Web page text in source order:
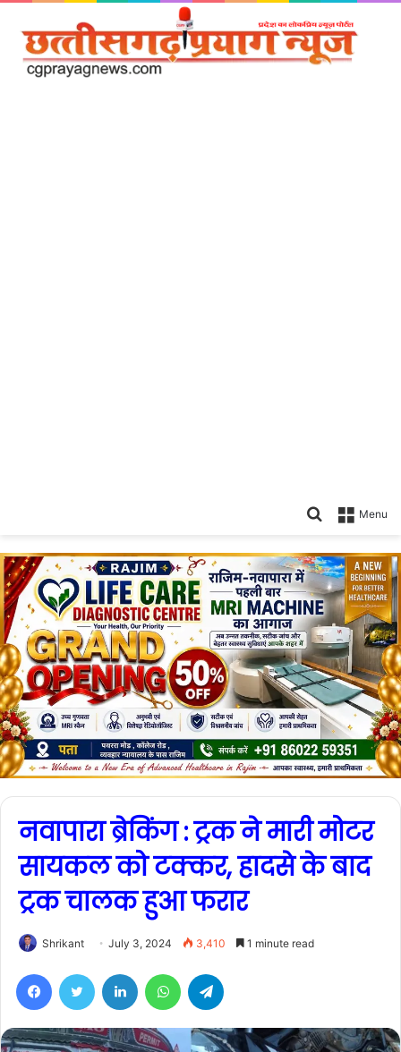
Menu
Search
नवापारा ब्रेकिंग : ट्रक ने मारी मोटर
सायकल को टक्कर, हादसे के बाद
ट्रक चालक हुआ फरार
Shrikant July 3, 2024 3,410 1 minute read